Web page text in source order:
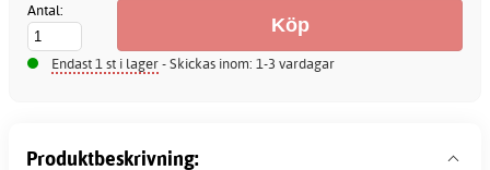
Antal:
Endast 1 st i lager- Skickas inom: 1-3 vardagar
Produktbeskrivning: